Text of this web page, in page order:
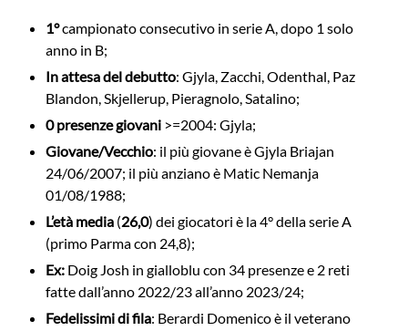
1°campionato consecutivo in serie A, dopo 1 solo
anno in B;
In attesa del debutto: Gjyla, Zacchi, Odenthal, Paz
Blandon, Skjellerup, Pieragnolo, Satalino;
0 presenze giovani >=2004: Gjyla;
Giovane/Vecchio: il più giovane è Gjyla Briajan
24/06/2007; il più anziano è Matic Nemanja
01/08/1988;
L’età media (26,0) dei giocatori è la 4° della serie A
(primo Parma con 24,8);
Ex: Doig Josh in gialloblu con 34 presenze e 2 reti
fatte dall’anno 2022/23 all’anno 2023/24;
Fedelissimi di fila: Berardi Domenico è il veterano